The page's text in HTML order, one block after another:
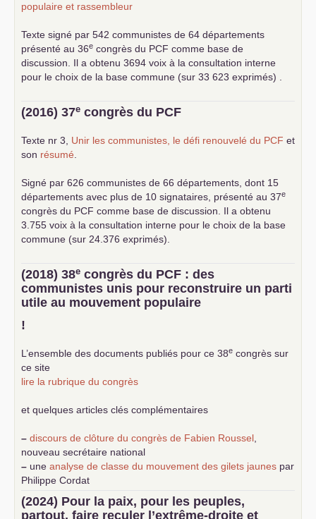
populaire et rassembleur
Texte signé par 542 communistes de 64 départements
présenté au 36e congrès du PCF comme base de
discussion. Il a obtenu 3694 voix à la consultation interne
pour le choix de la base commune (sur 33 623 exprimés) .
(2016) 37e congrès du PCF
Texte nr 3, Unir les communistes, le défi renouvelé du PCF et
son résumé
Signé par 626 communistes de 66 départements, dont 15
départements avec plus de 10 signataires, présenté au 37e
congrès du PCF comme base de discussion. Il a obtenu
3.755 voix à la consultation interne pour le choix de la base
commune (sur 24.376 exprimés).
(2018) 38e congrès du PCF : des
communistes unis pour reconstruire un parti
utile au mouvement populaire
!
L’ensemble des documents publiés pour ce 38e congrès sur
ce site
lire la rubrique du congrès
et quelques articles clés complémentaires
– discours de clôture du congrès de Fabien Roussel
nouveau secrétaire national
– une analyse de classe du mouvement des gilets jaunes par
Philippe Cordat
–
un texte de Jean-Claude Delaunay
le marxisme est la
science sociale de notre temps
(2024) Pour la paix, pour les peuples,
partout, faire reculer l’extrême-droite et